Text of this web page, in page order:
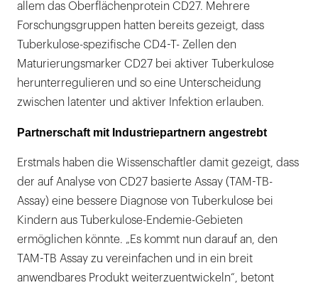
allem das Oberflächenprotein CD27. Mehrere
Forschungsgruppen hatten bereits gezeigt, dass
Tuberkulose-spezifische CD4-T- Zellen den
Maturierungsmarker CD27 bei aktiver Tuberkulose
herunterregulieren und so eine Unterscheidung
zwischen latenter und aktiver Infektion erlauben.
Partnerschaft mit Industriepartnern angestrebt
Erstmals haben die Wissenschaftler damit gezeigt, dass
der auf Analyse von CD27 basierte Assay (TAM-TB-
Assay) eine bessere Diagnose von Tuberkulose bei
Kindern aus Tuberkulose-Endemie-Gebieten
ermöglichen könnte. „Es kommt nun darauf an, den
TAM-TB Assay zu vereinfachen und in ein breit
anwendbares Produkt weiterzuentwickeln“, betont